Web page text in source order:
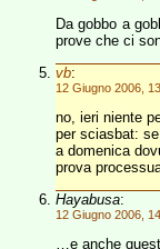
Da gobbo a
prove che ci
vb:
12 Giugno 2006,
no, ieri niente
per sciasbat:
a domenica
prova
Hayabusa:
12 Giugno 2006,
…e anche